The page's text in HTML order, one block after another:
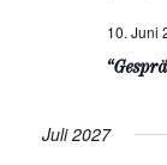
10. Juni
Juli 2027